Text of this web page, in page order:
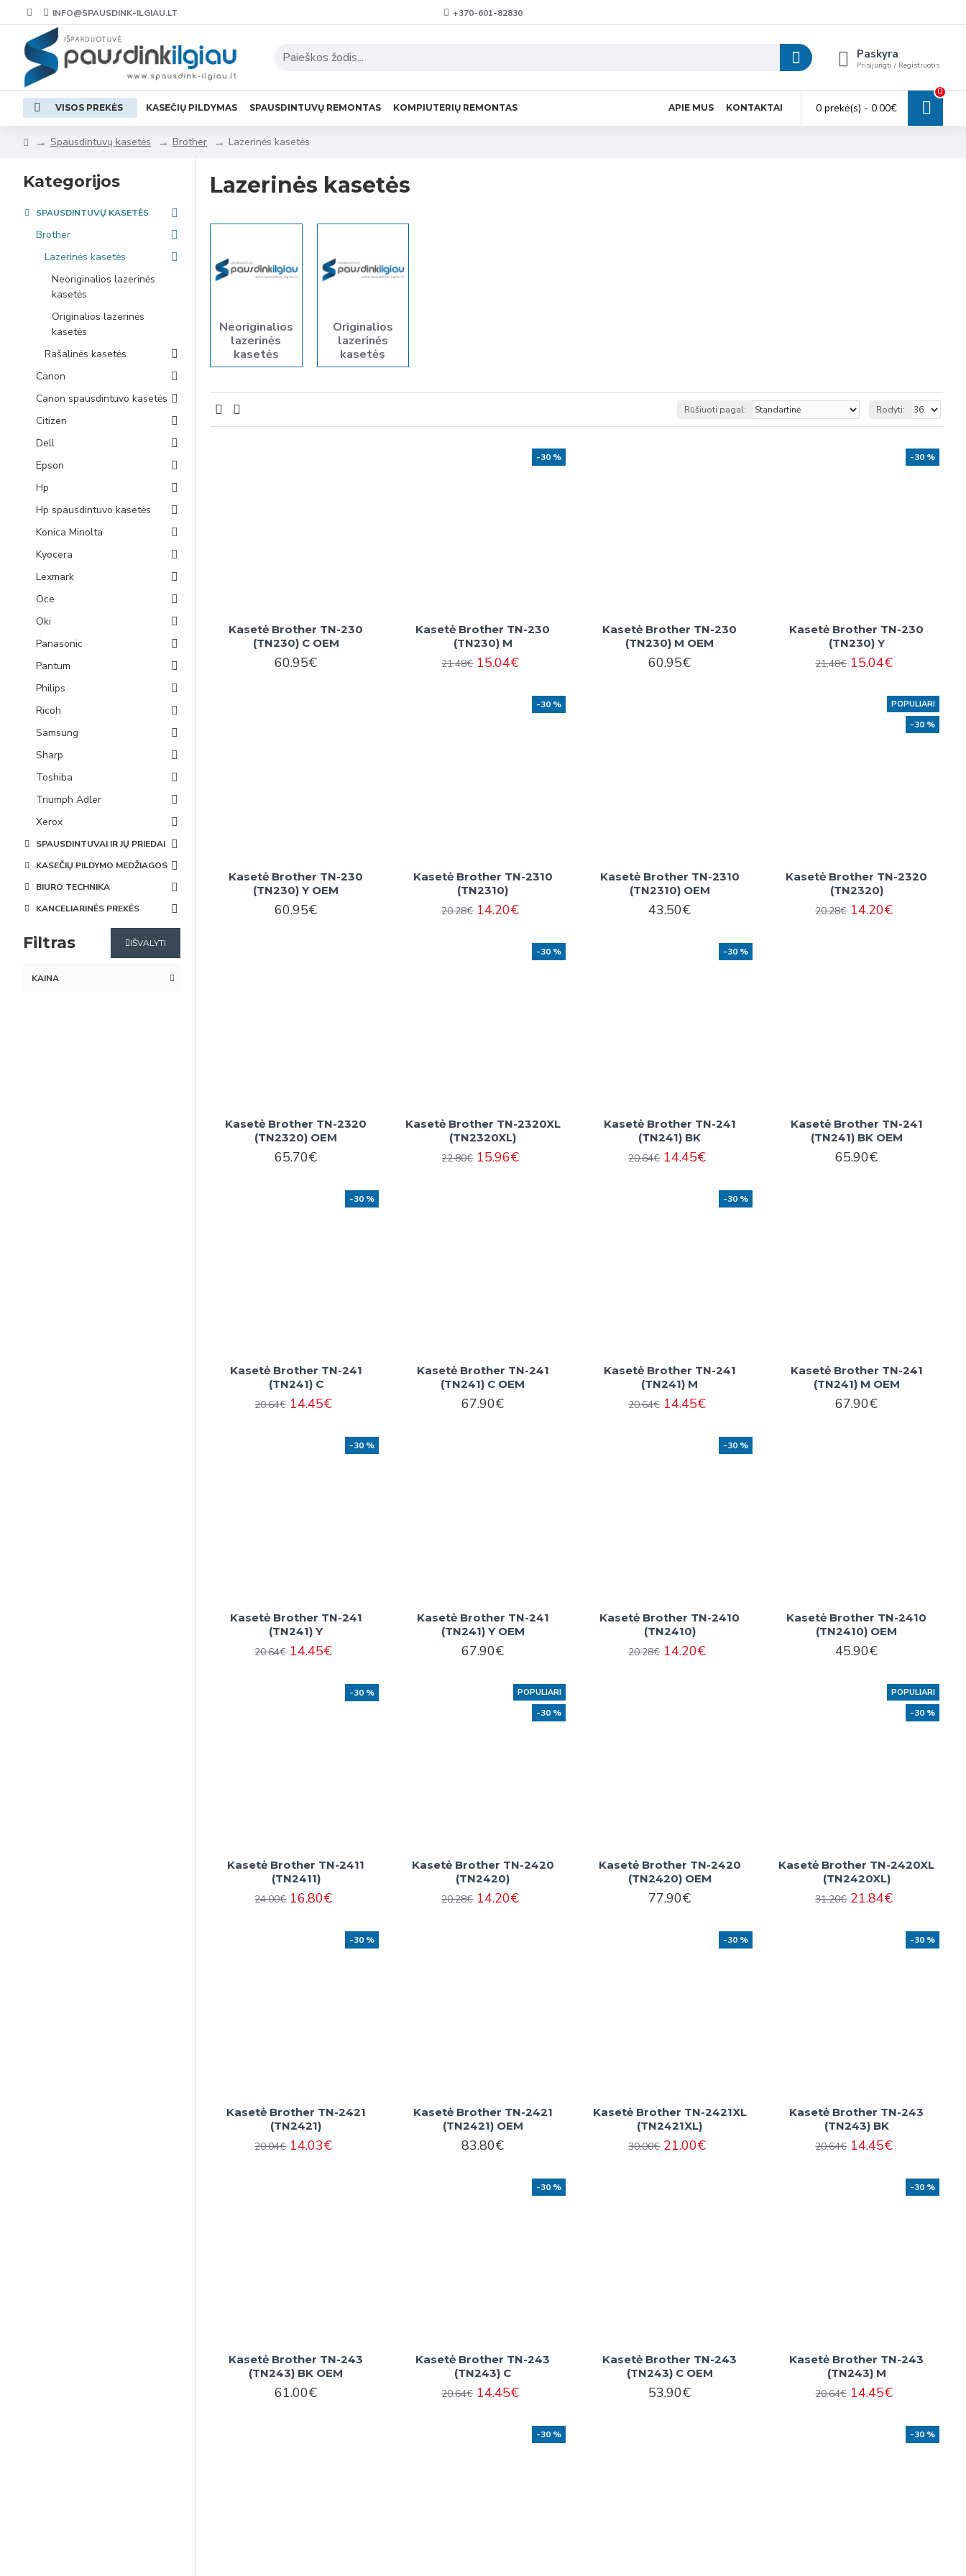
INFO@SPAUSDINK-ILGIAU.LT +370-601-82830
Paskyra
Prisijungti / Registruotis
VISOS PREKĖS KASEČIŲ PILDYMAS SPAUSDINTUVŲ REMONTAS KOMPIUTERIŲ REMONTAS APIE MUS KONTAKTAI 0 prekė(s) - 0.00€
0
Spausdintuvų kasetės Brother Lazerinės kasetės
Kategorijos
SPAUSDINTUVŲ KASETĖS
Brother
Lazerinės kasetės
Neoriginalios lazerinės
kasetės
Originalios lazerinės
kasetės
Rašalinės kasetės
Canon
Canon spausdintuvo kasetės
Citizen
Dell
Epson
Hp
Hp spausdintuvo kasetės
Konica Minolta
Kyocera
Lexmark
Oce
Oki
Panasonic
Pantum
Philips
Ricoh
Samsung
Sharp
Toshiba
Triumph Adler
Xerox
SPAUSDINTUVAI IR JŲ PRIEDAI
KASEČIŲ PILDYMO MEDŽIAGOS
BIURO TECHNIKA
KANCELIARINĖS PREKĖS
Filtras IŠVALYTI
KAINA
Lazerinės kasetės
Neoriginalios
lazerinės
kasetės
Originalios
lazerinės
kasetės
Rūšiuoti pagal: Rodyti:
Kasetė Brother TN-230
(TN230) C OEM
60.95€
-30 %
Kasetė Brother TN-230
(TN230) M
21.48€ 15.04€
Kasetė Brother TN-230
(TN230) M OEM
60.95€
-30 %
Kasetė Brother TN-230
(TN230) Y
21.48€ 15.04€
Kasetė Brother TN-230
(TN230) Y OEM
60.95€
-30 %
Kasetė Brother TN-2310
(TN2310)
20.28€ 14.20€
Kasetė Brother TN-2310
(TN2310) OEM
43.50€
POPULIARI
-30 %
Kasetė Brother TN-2320
(TN2320)
20.28€ 14.20€
Kasetė Brother TN-2320
(TN2320) OEM
65.70€
-30 %
Kasetė Brother TN-2320XL
(TN2320XL)
22.80€ 15.96€
-30 %
Kasetė Brother TN-241
(TN241) BK
20.64€ 14.45€
Kasetė Brother TN-241
(TN241) BK OEM
65.90€
-30 %
Kasetė Brother TN-241
(TN241) C
20.64€ 14.45€
Kasetė Brother TN-241
(TN241) C OEM
67.90€
-30 %
Kasetė Brother TN-241
(TN241) M
20.64€ 14.45€
Kasetė Brother TN-241
(TN241) M OEM
67.90€
-30 %
Kasetė Brother TN-241
(TN241) Y
20.64€ 14.45€
Kasetė Brother TN-241
(TN241) Y OEM
67.90€
-30 %
Kasetė Brother TN-2410
(TN2410)
20.28€ 14.20€
Kasetė Brother TN-2410
(TN2410) OEM
45.90€
-30 %
Kasetė Brother TN-2411
(TN2411)
24.00€ 16.80€
POPULIARI
-30 %
Kasetė Brother TN-2420
(TN2420)
20.28€ 14.20€
Kasetė Brother TN-2420
(TN2420) OEM
77.90€
POPULIARI
-30 %
Kasetė Brother TN-2420XL
(TN2420XL)
31.20€ 21.84€
-30 %
Kasetė Brother TN-2421
(TN2421)
20.04€ 14.03€
Kasetė Brother TN-2421
(TN2421) OEM
83.80€
-30 %
Kasetė Brother TN-2421XL
(TN2421XL)
30.00€ 21.00€
-30 %
Kasetė Brother TN-243
(TN243) BK
20.64€ 14.45€
Kasetė Brother TN-243
(TN243) BK OEM
61.00€
-30 %
Kasetė Brother TN-243
(TN243) C
20.64€ 14.45€
Kasetė Brother TN-243
(TN243) C OEM
53.90€
-30 %
Kasetė Brother TN-243
(TN243) M
20.64€ 14.45€
-30 % -30 %